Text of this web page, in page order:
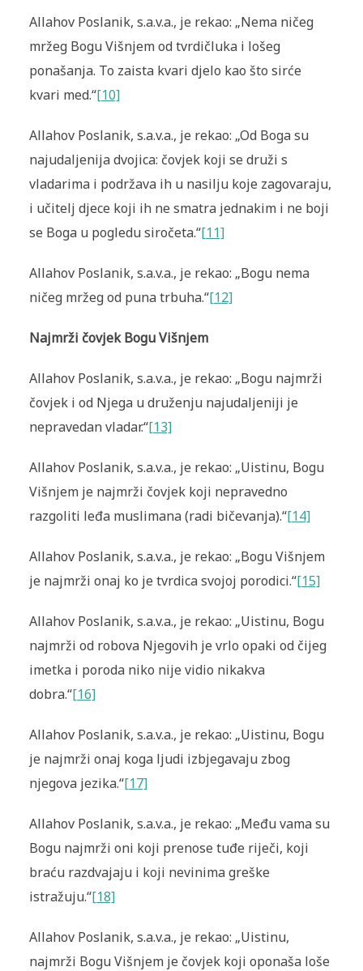
Allahov Poslanik, s.a.v.a., je rekao: „Nema ničeg
mržeg Bogu Višnjem od tvrdičluka i lošeg
ponašanja. To zaista kvari djelo kao što sirće
kvari med.“[10]
Allahov Poslanik, s.a.v.a., je rekao: „Od Boga su
najudaljenija dvojica: čovjek koji se druži s
vladarima i podržava ih u nasilju koje zagovaraju,
i učitelj djece koji ih ne smatra jednakim i ne boji
se Boga u pogledu siročeta.“[11]
Allahov Poslanik, s.a.v.a., je rekao: „Bogu nema
ničeg mržeg od puna trbuha.“[12]
Najmrži čovjek Bogu Višnjem
Allahov Poslanik, s.a.v.a., je rekao: „Bogu najmrži
čovjek i od Njega u druženju najudaljeniji je
nepravedan vladar.“[13]
Allahov Poslanik, s.a.v.a., je rekao: „Uistinu, Bogu
Višnjem je najmrži čovjek koji nepravedno
razgoliti leđa muslimana (radi bičevanja).“[14]
Allahov Poslanik, s.a.v.a., je rekao: „Bogu Višnjem
je najmrži onaj ko je tvrdica svojoj porodici.“[15]
Allahov Poslanik, s.a.v.a., je rekao: „Uistinu, Bogu
najmrži od robova Njegovih je vrlo opaki od čijeg
imetka i poroda niko nije vidio nikakva
dobra.“[16]
Allahov Poslanik, s.a.v.a., je rekao: „Uistinu, Bogu
je najmrži onaj koga ljudi izbjegavaju zbog
njegova jezika.“[17]
Allahov Poslanik, s.a.v.a., je rekao: „Među vama su
Bogu najmrži oni koji prenose tuđe riječi, koji
braću razdvajaju i koji nevinima greške
istražuju.“[18]
Allahov Poslanik, s.a.v.a., je rekao: „Uistinu,
najmrži Bogu Višnjem je čovjek koji oponaša loše